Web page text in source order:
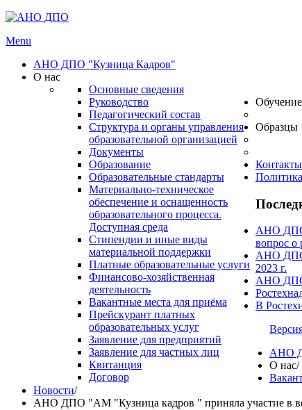
Menu
АНО ДПО "Кузница Кадров"
О нас
Основные сведения
Руководство
Педагогический состав
Структура и органы управления
образовательной организацией
Документы
Образование
Образовательные стандарты
Материально-техническое
обеспечение и оснащенность
образовательного процесса.
Доступная среда
Стипендии и иные виды
материальной поддержки
Платные образовательные услуги
Финансово-хозяйственная
деятельность
Вакантные места для приёма
Обучение
Прейскурант платных
образовательных услуг
Образцы
Заявление для предприятий
Заявление для частных лиц
Квитанция
Договор
Контакты
АНО ДПО
вопрос о
АНО ДПО
2023 г.
АНО ДПО
В
АНО
О нас/
Новости/
АНО ДПО "АМ "Кузница кадров " приняла участие в